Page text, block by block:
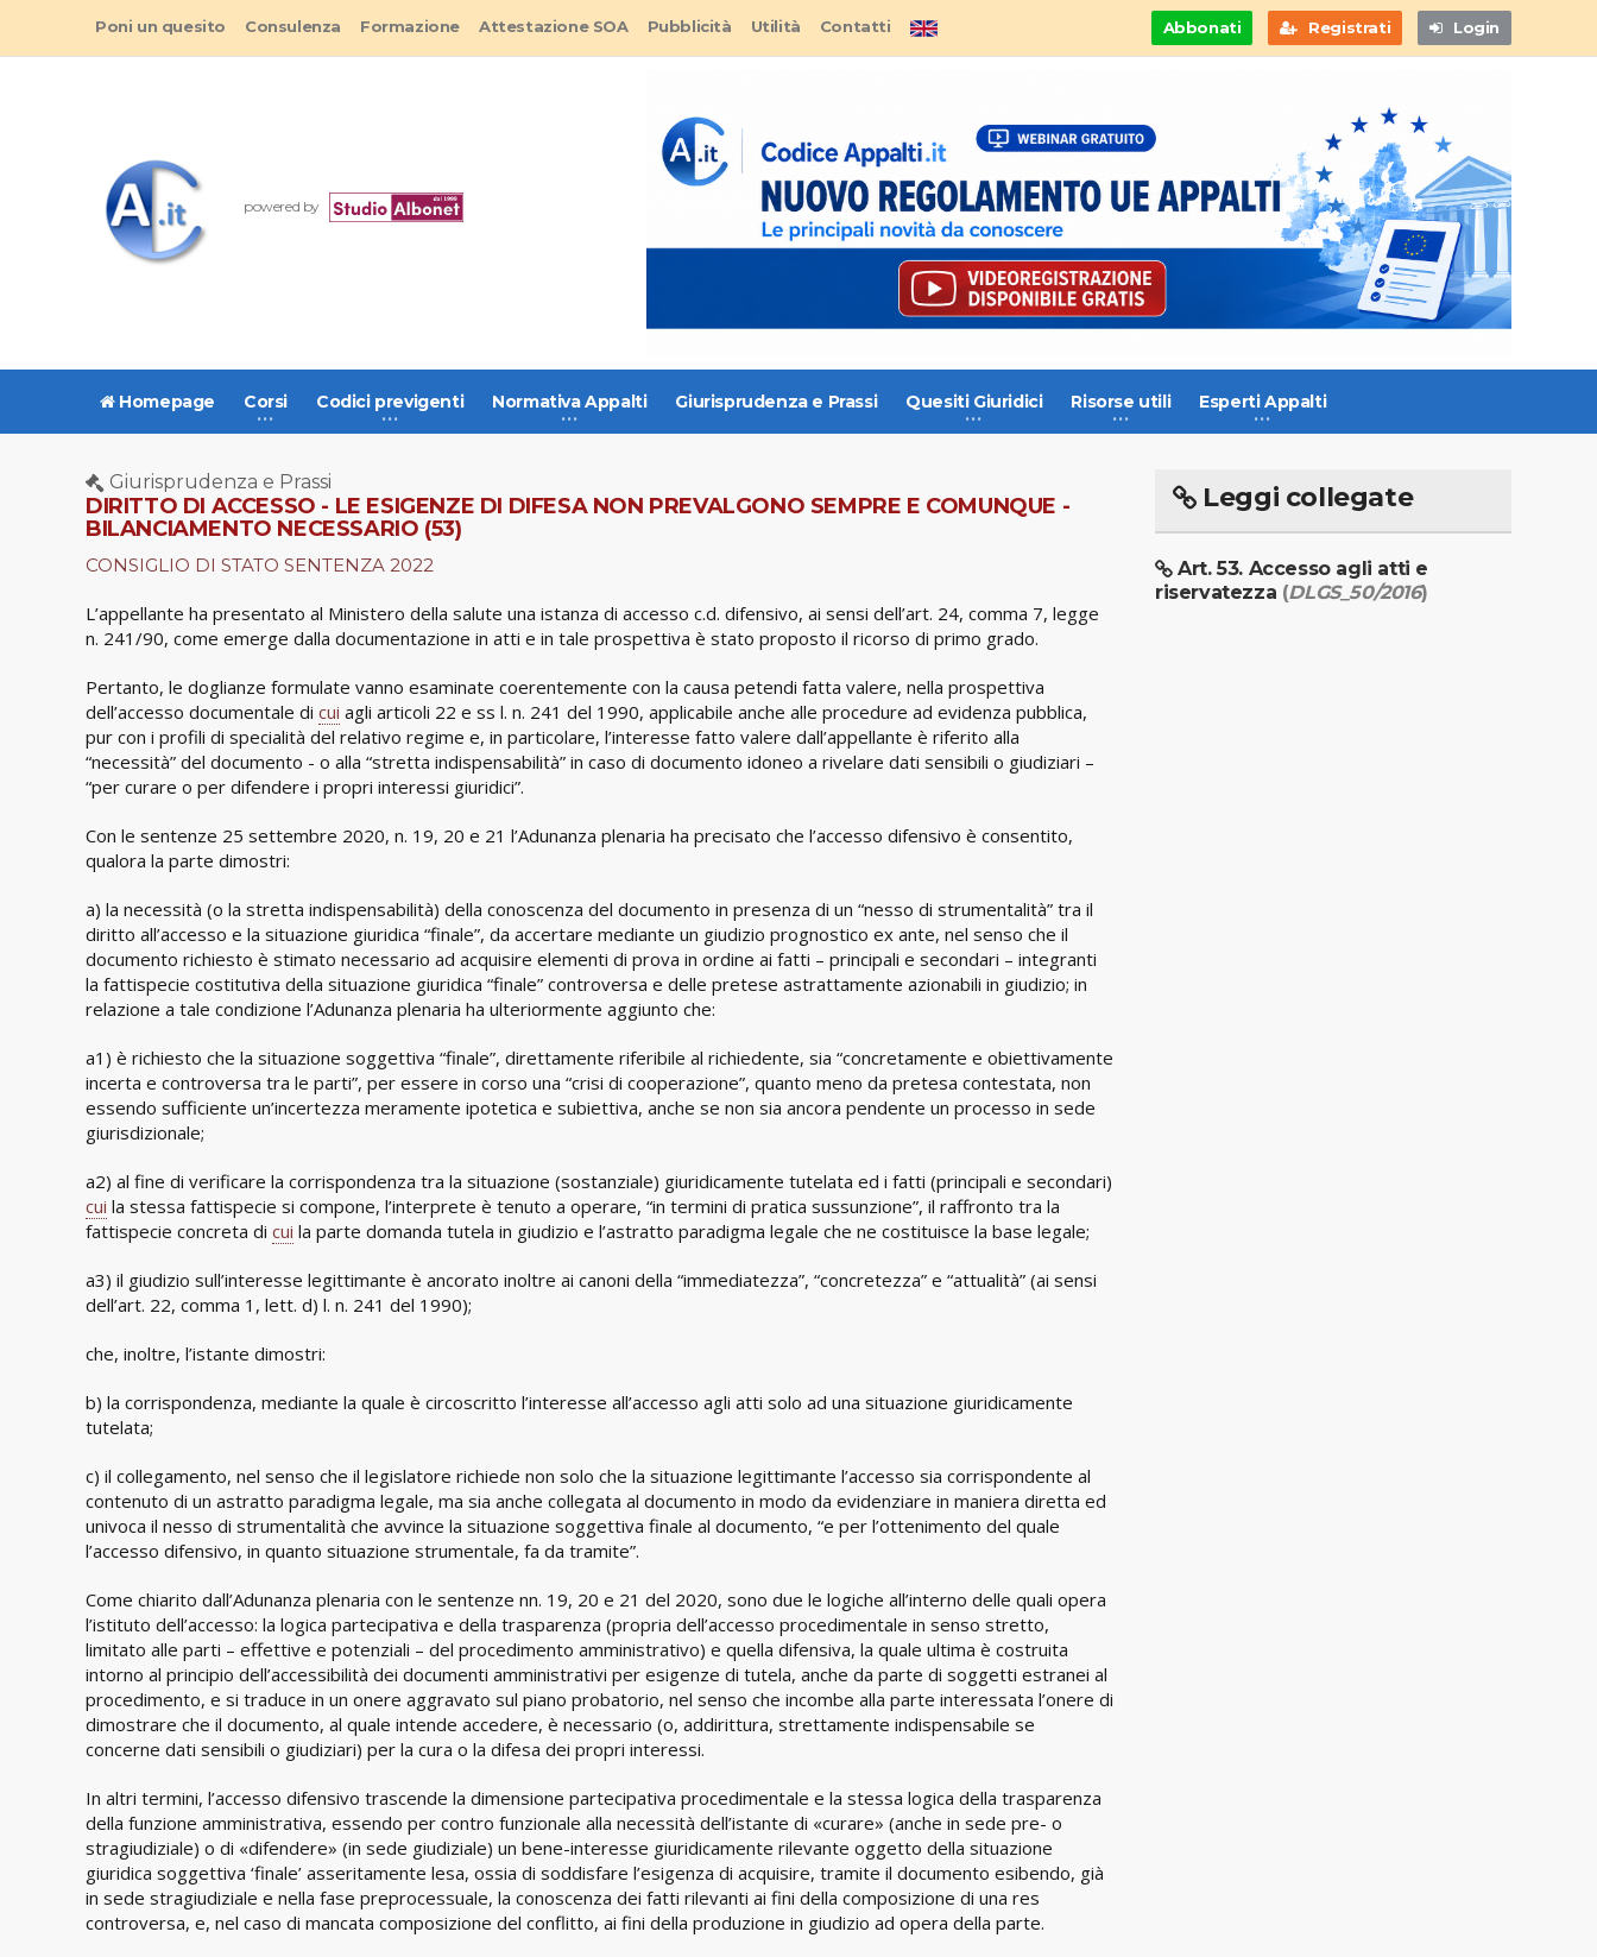
Abbonati Registrati Login
Poni un quesito Consulenza Formazione Attestazione SOA Pubblicità Utilità Contatti
powered by
Homepage Corsi Codici previgenti Normativa Appalti Giurisprudenza e Prassi Quesiti Giuridici Risorse utili Esperti Appalti
Giurisprudenza e Prassi
DIRITTO DI ACCESSO - LE ESIGENZE DI DIFESA NON PREVALGONO SEMPRE E COMUNQUE -
BILANCIAMENTO NECESSARIO (53)
CONSIGLIO DI STATO SENTENZA 2022
L’appellante ha presentato al Ministero della salute una istanza di accesso c.d. difensivo, ai sensi dell’art. 24, comma 7, legge
n. 241/90, come emerge dalla documentazione in atti e in tale prospettiva è stato proposto il ricorso di primo grado.
Pertanto, le doglianze formulate vanno esaminate coerentemente con la causa petendi fatta valere, nella prospettiva
dell’accesso documentale di cui agli articoli 22 e ss l. n. 241 del 1990, applicabile anche alle procedure ad evidenza pubblica,
pur con i profili di specialità del relativo regime e, in particolare, l’interesse fatto valere dall’appellante è riferito alla
“necessità” del documento - o alla “stretta indispensabilità” in caso di documento idoneo a rivelare dati sensibili o giudiziari –
“per curare o per difendere i propri interessi giuridici”.
Con le sentenze 25 settembre 2020, n. 19, 20 e 21 l’Adunanza plenaria ha precisato che l’accesso difensivo è consentito,
qualora la parte dimostri:
a) la necessità (o la stretta indispensabilità) della conoscenza del documento in presenza di un “nesso di strumentalità” tra il
diritto all’accesso e la situazione giuridica “finale”, da accertare mediante un giudizio prognostico ex ante, nel senso che il
documento richiesto è stimato necessario ad acquisire elementi di prova in ordine ai fatti – principali e secondari – integranti
la fattispecie costitutiva della situazione giuridica “finale” controversa e delle pretese astrattamente azionabili in giudizio; in
relazione a tale condizione l’Adunanza plenaria ha ulteriormente aggiunto che:
a1) è richiesto che la situazione soggettiva “finale”, direttamente riferibile al richiedente, sia “concretamente e obiettivamente
incerta e controversa tra le parti”, per essere in corso una “crisi di cooperazione”, quanto meno da pretesa contestata, non
essendo sufficiente un’incertezza meramente ipotetica e subiettiva, anche se non sia ancora pendente un processo in sede
giurisdizionale;
a2) al fine di verificare la corrispondenza tra la situazione (sostanziale) giuridicamente tutelata ed i fatti (principali e secondari)
cui la stessa fattispecie si compone, l’interprete è tenuto a operare, “in termini di pratica sussunzione”, il raffronto tra la
fattispecie concreta di cui la parte domanda tutela in giudizio e l’astratto paradigma legale che ne costituisce la base legale;
a3) il giudizio sull’interesse legittimante è ancorato inoltre ai canoni della “immediatezza”, “concretezza” e “attualità” (ai sensi
dell’art. 22, comma 1, lett. d) l. n. 241 del 1990);
che, inoltre, l’istante dimostri:
b) la corrispondenza, mediante la quale è circoscritto l’interesse all’accesso agli atti solo ad una situazione giuridicamente
tutelata;
c) il collegamento, nel senso che il legislatore richiede non solo che la situazione legittimante l’accesso sia corrispondente al
contenuto di un astratto paradigma legale, ma sia anche collegata al documento in modo da evidenziare in maniera diretta ed
univoca il nesso di strumentalità che avvince la situazione soggettiva finale al documento, “e per l’ottenimento del quale
l’accesso difensivo, in quanto situazione strumentale, fa da tramite”.
Come chiarito dall’Adunanza plenaria con le sentenze nn. 19, 20 e 21 del 2020, sono due le logiche all’interno delle quali opera
l’istituto dell’accesso: la logica partecipativa e della trasparenza (propria dell’accesso procedimentale in senso stretto,
limitato alle parti – effettive e potenziali – del procedimento amministrativo) e quella difensiva, la quale ultima è costruita
intorno al principio dell’accessibilità dei documenti amministrativi per esigenze di tutela, anche da parte di soggetti estranei al
procedimento, e si traduce in un onere aggravato sul piano probatorio, nel senso che incombe alla parte interessata l’onere di
dimostrare che il documento, al quale intende accedere, è necessario (o, addirittura, strettamente indispensabile se
concerne dati sensibili o giudiziari) per la cura o la difesa dei propri interessi.
In altri termini, l’accesso difensivo trascende la dimensione partecipativa procedimentale e la stessa logica della trasparenza
della funzione amministrativa, essendo per contro funzionale alla necessità dell’istante di «curare» (anche in sede pre- o
stragiudiziale) o di «difendere» (in sede giudiziale) un bene-interesse giuridicamente rilevante oggetto della situazione
giuridica soggettiva ‘finale’ asseritamente lesa, ossia di soddisfare l’esigenza di acquisire, tramite il documento esibendo, già
in sede stragiudiziale e nella fase preprocessuale, la conoscenza dei fatti rilevanti ai fini della composizione di una res
controversa, e, nel caso di mancata composizione del conflitto, ai fini della produzione in giudizio ad opera della parte.
Leggi collegate
Art. 53. Accesso agli atti e
riservatezza (DLGS_50/2016)